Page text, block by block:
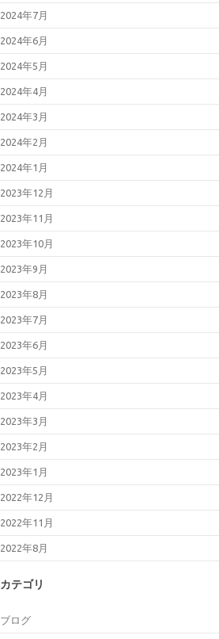
2024年7月
2024年6月
2024年5月
2024年4月
2024年3月
2024年2月
2024年1月
2023年12月
2023年11月
2023年10月
2023年9月
2023年8月
2023年7月
2023年6月
2023年5月
2023年4月
2023年3月
2023年2月
2023年1月
2022年12月
2022年11月
2022年8月
カテゴリ
ブログ